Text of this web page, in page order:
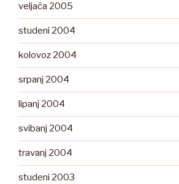
veljača 2005
studeni 2004
kolovoz 2004
srpanj 2004
lipanj 2004
svibanj 2004
travanj 2004
studeni 2003